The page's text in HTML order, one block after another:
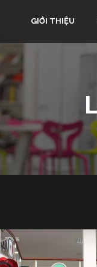
GIỚI THIỆU